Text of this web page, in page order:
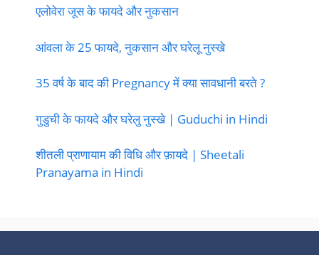
एलोवेरा जूस के फायदे और नुकसान
आंवला के 25 फायदे, नुकसान और घरेलू नुस्खे
35 वर्ष के बाद की Pregnancy में क्या सावधानी बरते ?
गुडुची के फायदे और घरेलु नुस्खे | Guduchi in Hindi
शीतली प्राणायाम की विधि और फ़ायदे | Sheetali
Pranayama in Hindi